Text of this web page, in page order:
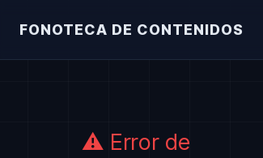
FONOTECA DE CONTENIDOS
⚠️ Error de